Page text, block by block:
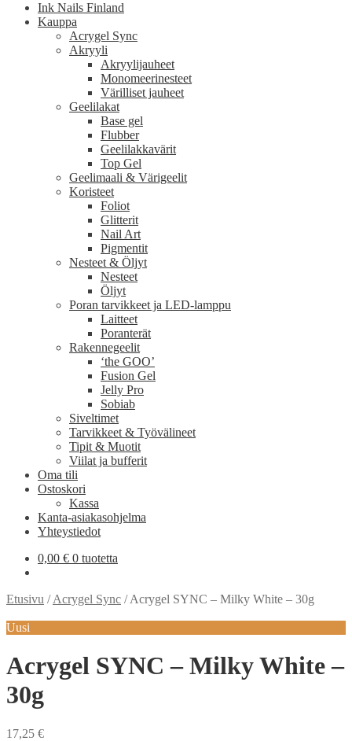
Ink Nails Finland
Kauppa
Acrygel Sync
Akryyli
Akryylijauheet
Monomeerinesteet
Värilliset jauheet
Geelilakat
Base gel
Flubber
Geelilakkavärit
Top Gel
Geelimaali & Värigeelit
Koristeet
Foliot
Glitterit
Nail Art
Pigmentit
Nesteet & Öljyt
Nesteet
Öljyt
Poran tarvikkeet ja LED-lamppu
Laitteet
Poranterät
Rakennegeelit
‘the GOO’
Fusion Gel
Jelly Pro
Sobiab
Siveltimet
Tarvikkeet & Työvälineet
Tipit & Muotit
Viilat ja bufferit
Oma tili
Ostoskori
Kassa
Kanta-asiakasohjelma
Yhteystiedot
0,00 € 0 tuotetta
Etusivu /Acrygel Sync /Acrygel SYNC – Milky White – 30g
Uusi
Acrygel SYNC – Milky White –
30g
17,25 €